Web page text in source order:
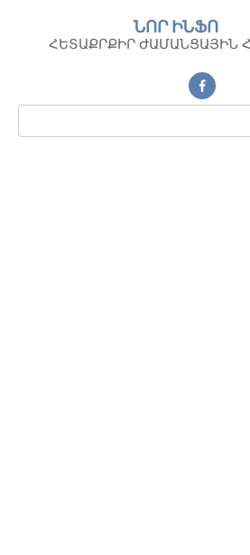
контенту
ՆՈՐ ԻՆՖՈ
ՀԵՏԱՔՐՔԻՐ ԺԱՄԱՆՑԱՅԻՆ
Поиск: